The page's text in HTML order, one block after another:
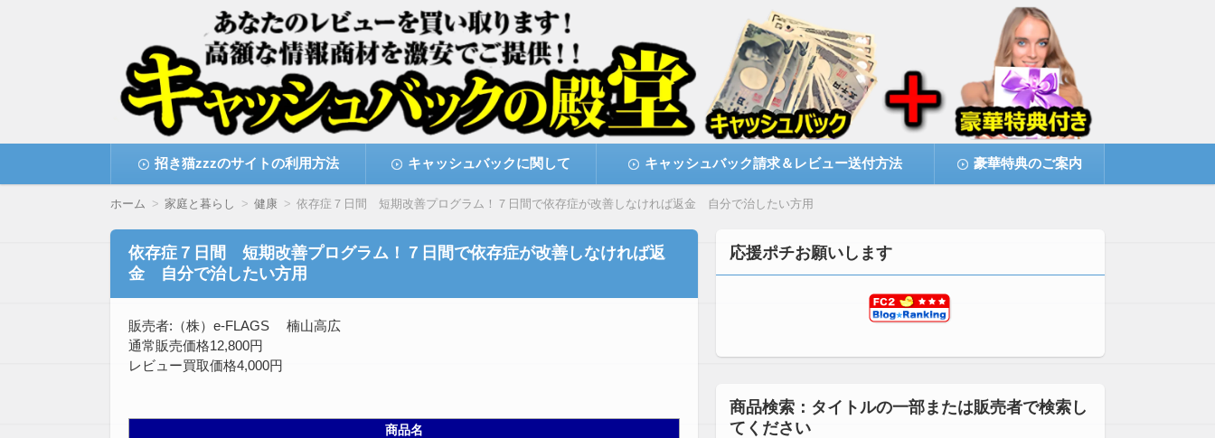
情報商材激安サイト・キャッシュバックの殿堂
高額な情報商材をレビューを買い取ることで激安で購入できます
テ
招き猫zzzのサイトの利用方法 キャッシュバックに関して キャッシュバック請求＆レビュー送付方法 豪華特典のご案内
ホーム 家庭と暮らし 健康 依存症７日間 短期改善プログラム！７日間で依存症が改善しなければ返金 自分で治したい方用
依存症７日間 短期改善プログラム！７日間で依存症が改善しなければ返
金 自分で治したい方用
販売者:（株）e-FLAGS 楠山高広
通常販売価格12,800円
レビュー買取価格4,000円
商品名
応援ポチお願いします
商品検索：タイトルの一部または販売者で検索し
てください